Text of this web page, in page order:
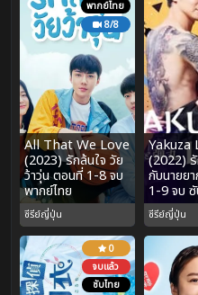
พากย์ไทย
8/8
All That We Love
(2023) รักล้นใจ วัย
ว้าวุ่น ตอนที่ 1-8 จบ
พากย์ไทย
ซีรีย์ญี่ปุ่น
Yakuza
(2022)
กับนายย
1-9 จบ
ซีรีย์ญี่ปุ่น
0
จบแล้ว
ซับไทย